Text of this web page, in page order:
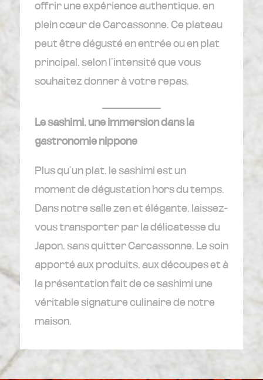
offrir une expérience authentique, en
plein cœur de Carcassonne. Ce plateau
peut être dégusté en entrée ou en plat
principal, selon l’intensité que vous
souhaitez donner à votre repas.
Le sashimi, une immersion dans la
gastronomie nippone
Plus qu’un plat, le sashimi est un
moment de dégustation hors du temps.
Dans notre salle zen et élégante, laissez-
vous transporter par la délicatesse du
Japon, sans quitter Carcassonne. Le soin
apporté aux produits, aux découpes et à
la présentation fait de ce sashimi une
véritable signature culinaire de notre
maison.